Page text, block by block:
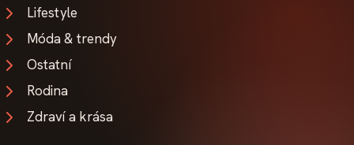
Lifestyle
Móda & trendy
Ostatní
Rodina
Zdraví a krása